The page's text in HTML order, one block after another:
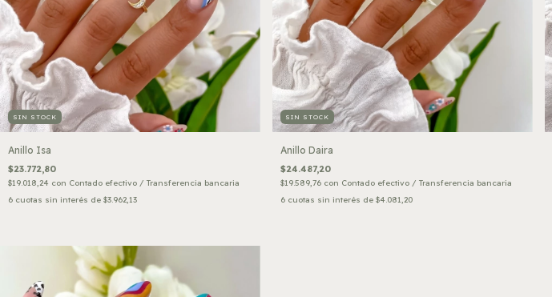
SIN STOCK
Anillo Isa
$23.772,80
$19.018,24 con Contado efectivo / Transferencia bancaria
6 cuotas sin interés de $3.962,13
SIN STOCK
Anillo Daira
$24.487,20
$19.589,76 con Contado efectivo / Transferencia bancaria
6 cuotas sin interés de $4.081,20